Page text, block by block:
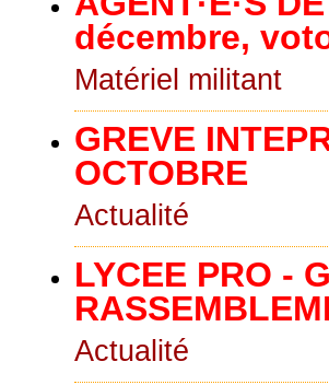
décembre,
Matériel militant
GREVE
OCTOBRE
Actualité
LYCEE PRO -
Actualité